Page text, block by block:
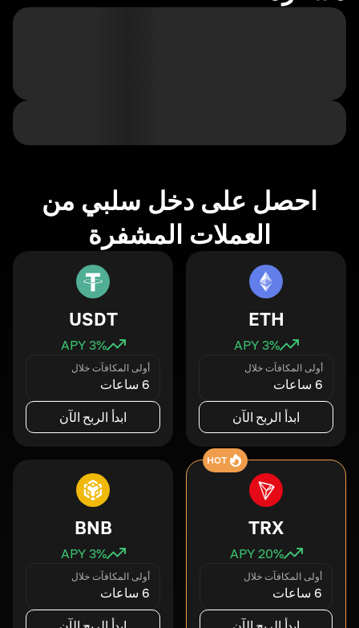
احصل على دخل سلبي من
العملات المشفرة
ETH
3% APY
أولى المكافآت خلال
6 ساعات
ابدأ الربح الآن
USDT
3% APY
أولى المكافآت خلال
6 ساعات
ابدأ الربح الآن
HOT
TRX
20% APY
أولى المكافآت خلال
6 ساعات
BNB
3% APY
أولى المكافآت خلال
6 ساعات